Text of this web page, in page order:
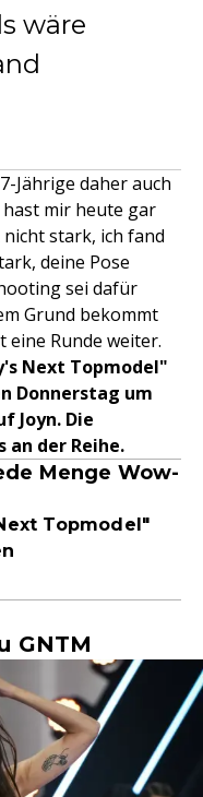
wäre
Jährige daher auch
mir heute gar
stark, ich fand
deine Pose
sei dafür
Grund bekommt
eine Runde weiter.
Next Topmodel"
Donnerstag um
Joyn. Die
der Reihe.
Menge Wow-
Topmodel"
GNTM